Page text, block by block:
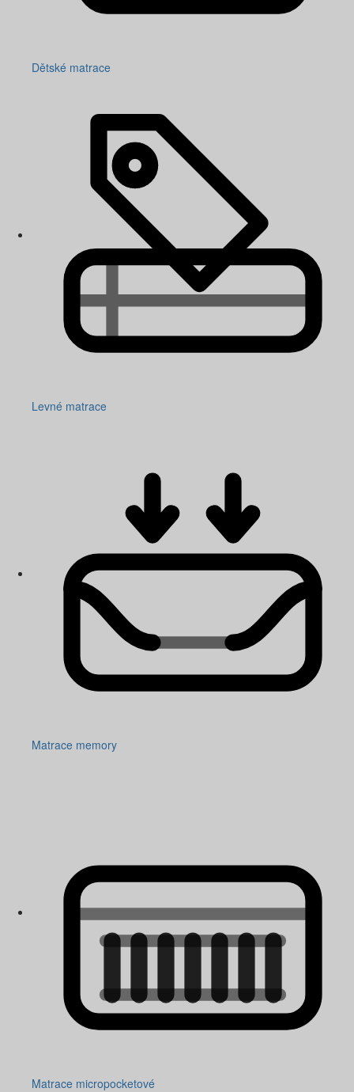
Dětské matrace
Levné matrace
Matrace memory
Matrace micropocketové